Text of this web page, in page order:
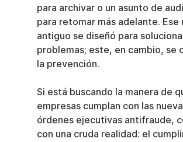
para archivar o un asunto de
para retomar más adelante. Ese
antiguo se diseñó para
problemas; este, en cambio, se
la prevención.
Si está buscando la manera de
empresas cumplan con las
órdenes ejecutivas antifraude,
con una cruda realidad: el